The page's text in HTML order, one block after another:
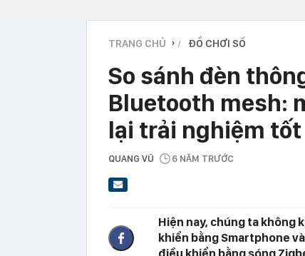
TRANG CHỦ › ĐỒ CHƠI SỐ
So sánh đèn
Bluetooth mesh:
lại trải nghiệm tốt
QUANG VŨ 6 NĂM TRƯỚC
Hiện nay, chúng ta không
khiển bằng Smartphone